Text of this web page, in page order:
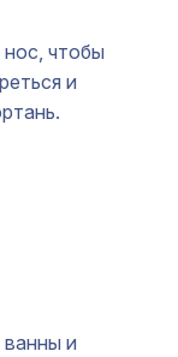
чтобы
и
и